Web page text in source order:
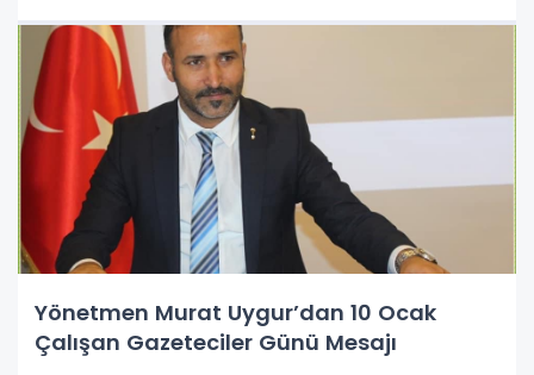
Yönetmen Murat Uygur’dan 10 Ocak
Çalışan Gazeteciler Günü Mesajı